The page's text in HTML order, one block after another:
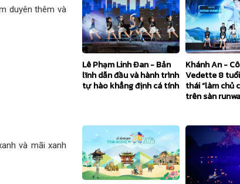
duyên thêm và
và mãi xanh
Lê Phạm Linh Đan - Bản
lĩnh dẫn đầu và hành trình
tự hào khẳng định cá tính
Khánh An -
Vedette 8
thái “làm chủ
trên sàn